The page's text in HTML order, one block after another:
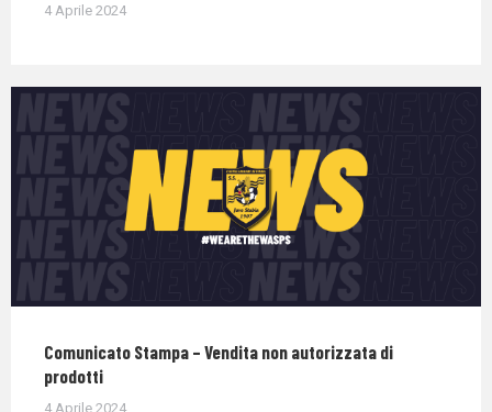
4 Aprile 2024
Comunicato Stampa – Vendita non autorizzata di
prodotti
4 Aprile 2024